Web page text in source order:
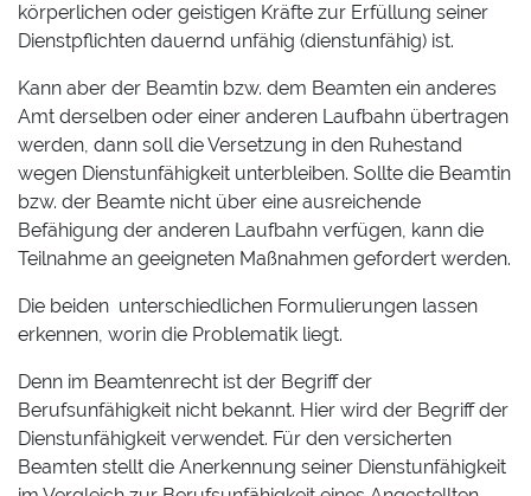
körperlichen oder geistigen Kräfte zur Erfüllung seiner
Dienstpflichten dauernd unfähig (dienstunfähig) ist.
Kann aber der Beamtin bzw. dem Beamten ein anderes
Amt derselben oder einer anderen Laufbahn übertragen
werden, dann soll die Versetzung in den Ruhestand
wegen Dienstunfähigkeit unterbleiben. Sollte die Beamtin
bzw. der Beamte nicht über eine ausreichende
Befähigung der anderen Laufbahn verfügen, kann die
Teilnahme an geeigneten Maßnahmen gefordert werden.
Die beiden unterschiedlichen Formulierungen lassen
erkennen, worin die Problematik liegt.
Denn im Beamtenrecht ist der Begriff der
Berufsunfähigkeit nicht bekannt. Hier wird der Begriff der
Dienstunfähigkeit verwendet. Für den versicherten
Beamten stellt die Anerkennung seiner Dienstunfähigkeit